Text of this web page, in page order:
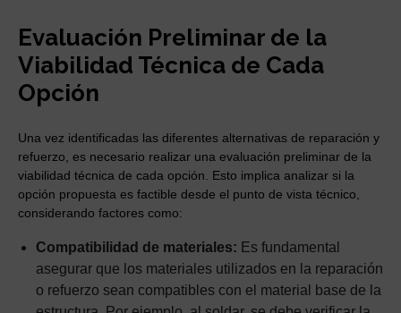
Evaluación Preliminar de la
Viabilidad Técnica de Cada
Opción
Una vez identificadas las diferentes alternativas de reparación y
refuerzo, es necesario realizar una evaluación preliminar de la
viabilidad técnica de cada opción. Esto implica analizar si la
opción propuesta es factible desde el punto de vista técnico,
considerando factores como:
Compatibilidad de materiales: Es fundamental
asegurar que los materiales utilizados en la reparación
o refuerzo sean compatibles con el material base de la